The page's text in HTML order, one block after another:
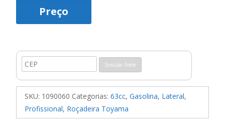
baseado em
de clientes
Preço
Simular Frete
SKU: 1090060 Categorias: 63cc, Gasolina, Lateral,
Profissional, Roçadeira Toyama